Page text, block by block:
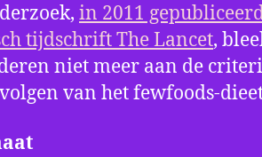
in 2011
tijdschrift The Lancet,
niet meer aan de
van het fewfoods-